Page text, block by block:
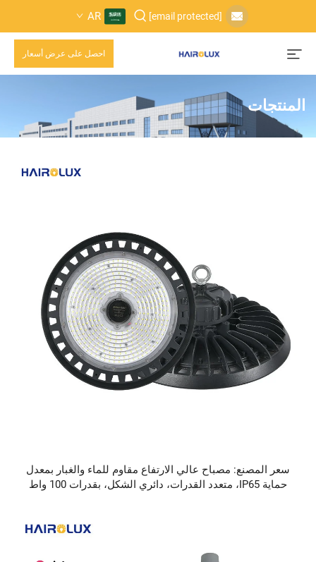
[email protected]
AR
احصل على عرض أسعار
المنتجات
سعر المصنع: مصباح عالي الارتفاع مقاوم للماء والغبار بمعدل
حماية IP65، متعدد القدرات، دائري الشكل، بقدرات 100 واط